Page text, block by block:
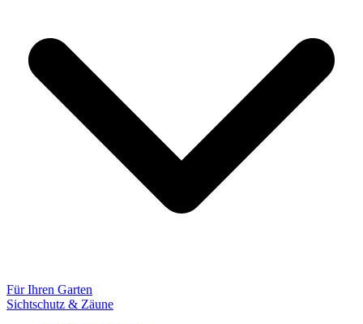
Für Ihren Garten
Sichtschutz & Zäune